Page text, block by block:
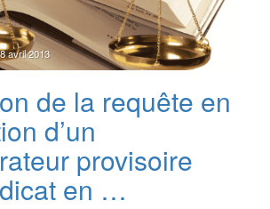
avril 2013
de la requête en
d’un
provisoire
en …